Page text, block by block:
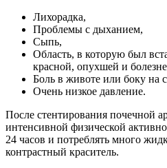
Лихорадка,
Проблемы с дыханием,
Сыпь,
Область, в которую был
красной, опухшей и
Боль в животе или боку на
Очень низкое давление.
После стентирования почечной
интенсивной физической
24 часов и потреблять много
контрастный краситель.